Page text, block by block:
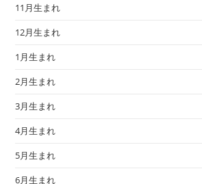
11月生まれ
12月生まれ
1月生まれ
2月生まれ
3月生まれ
4月生まれ
5月生まれ
6月生まれ